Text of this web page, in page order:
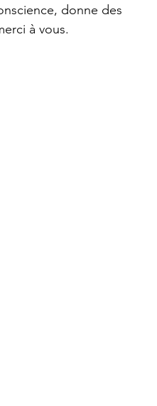
donne des
à vous.